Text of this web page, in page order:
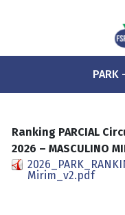
PARK
Ranking PARCIAL
2026 – MASCULINO
Mirim_v2.pdf